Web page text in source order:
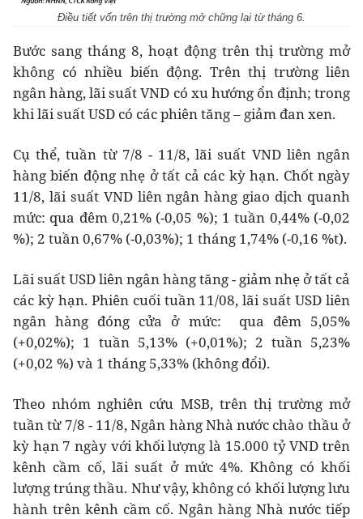
Điều tiết vốn trên thị trường mở chững lại từ tháng 6.
Bước sang tháng 8, hoạt động trên thị trường mở
không có nhiều biến động. Trên thị trường liên
ngân hàng, lãi suất VND có xu hướng ổn định; trong
khi lãi suất USD có các phiên tăng – giảm đan xen.
Cụ thể, tuần từ 7/8 - 11/8, lãi suất VND liên ngân
hàng biến động nhẹ ở tất cả các kỳ hạn. Chốt ngày
11/8, lãi suất VND liên ngân hàng giao dịch quanh
mức: qua đêm 0,21% (-0,05 %); 1 tuần 0,44% (-0,02
%); 2 tuần 0,67% (-0,03%); 1 tháng 1,74% (-0,16 %t).
Lãi suất USD liên ngân hàng tăng - giảm nhẹ ở tất cả
các kỳ hạn. Phiên cuối tuần 11/08, lãi suất USD liên
ngân hàng đóng cửa ở mức: qua đêm 5,05%
(+0,02%); 1 tuần 5,13% (+0,01%); 2 tuần 5,23%
(+0,02 %) và 1 tháng 5,33% (không đổi).
Theo nhóm nghiên cứu MSB, trên thị trường mở
tuần từ 7/8 - 11/8, Ngân hàng Nhà nước chào thầu ở
kỳ hạn 7 ngày với khối lượng là 15.000 tỷ VND trên
kênh cầm cố, lãi suất ở mức 4%. Không có khối
lượng trúng thầu. Như vậy, không có khối lượng lưu
hành trên kênh cầm cố. Ngân hàng Nhà nước tiếp